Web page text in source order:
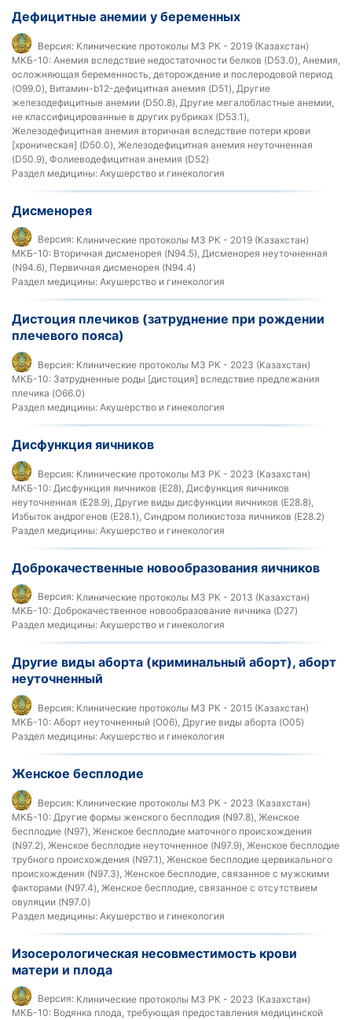
Дефицитные анемии у беременных
Версия: Клинические протоколы МЗ РК - 2019 (Казахстан)
МКБ-10: Анемия вследствие недостаточности белков (D53.0), Анемия,
осложняющая беременность, деторождение и послеродовой период
(O99.0), Витамин-b12-дефицитная анемия (D51), Другие
железодефицитные анемии (D50.8), Другие мегалобластные анемии,
не классифицированные в других рубриках (D53.1),
Железодефицитная анемия вторичная вследствие потери крови
[хроническая] (D50.0), Железодефицитная анемия неуточненная
(D50.9), Фолиеводефицитная анемия (D52)
Раздел медицины: Акушерство и гинекология
Дисменорея
Версия: Клинические протоколы МЗ РК - 2019 (Казахстан)
МКБ-10: Вторичная дисменорея (N94.5), Дисменорея неуточненная
(N94.6), Первичная дисменорея (N94.4)
Раздел медицины: Акушерство и гинекология
Дистоция плечиков (затруднение при рождении
плечевого пояса)
Версия: Клинические протоколы МЗ РК - 2023 (Казахстан)
МКБ-10: Затрудненные роды [дистоция] вследствие предлежания
плечика (O66.0)
Раздел медицины: Акушерство и гинекология
Дисфункция яичников
Версия: Клинические протоколы МЗ РК - 2023 (Казахстан)
МКБ-10: Дисфункция яичников (E28), Дисфункция яичников
неуточненная (E28.9), Другие виды дисфункции яичников (E28.8),
Избыток андрогенов (E28.1), Синдром поликистоза яичников (E28.2)
Раздел медицины: Акушерство и гинекология
Доброкачественные новообразования яичников
Версия: Клинические протоколы МЗ РК - 2013 (Казахстан)
МКБ-10: Доброкачественное новообразование яичника (D27)
Раздел медицины: Акушерство и гинекология
Другие виды аборта (криминальный аборт), аборт
неуточненный
Версия: Клинические протоколы МЗ РК - 2015 (Казахстан)
МКБ-10: Аборт неуточненный (O06), Другие виды аборта (O05)
Раздел медицины: Акушерство и гинекология
Женское бесплодие
Версия: Клинические протоколы МЗ РК - 2023 (Казахстан)
МКБ-10: Другие формы женского бесплодия (N97.8), Женское
бесплодие (N97), Женское бесплодие маточного происхождения
(N97.2), Женское бесплодие неуточненное (N97.9), Женское бесплодие
трубного происхождения (N97.1), Женское бесплодие цервикального
происхождения (N97.3), Женское бесплодие, связанное с мужскими
факторами (N97.4), Женское бесплодие, связанное с отсутствием
овуляции (N97.0)
Раздел медицины: Акушерство и гинекология
Изосерологическая несовместимость крови
матери и плода
Версия: Клинические протоколы МЗ РК - 2023 (Казахстан)
МКБ-10: Водянка плода, требующая предоставления медицинской